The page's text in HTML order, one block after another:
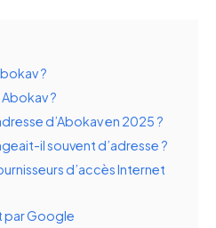
?
?
d’Abokav en 2025 ?
il souvent d’adresse ?
d’accès Internet
Google